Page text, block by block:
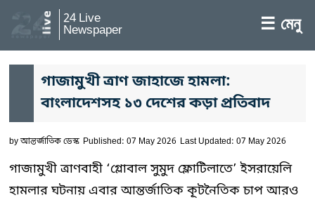
24 Live
Newspaper ☰ মেনু
গাজামুখী ত্রাণ জাহাজে হামলা:
বাংলাদেশসহ ১৩ দেশের কড়া প্রতিবাদ
byআন্তর্জাতিক ডেস্ক Published: 07 May 2026 Last Updated: 07 May 2026
গাজামুখী ত্রাণবাহী ‘গ্লোবাল সুমুদ ফ্লোটিলাতে’ ইসরায়েলি
হামলার ঘটনায় এবার আন্তর্জাতিক কূটনৈতিক চাপ আরও